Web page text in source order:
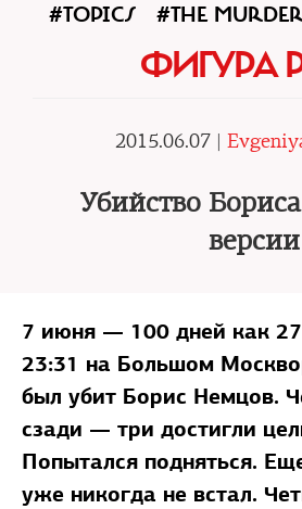
#TOPICS #THE
ФИГУРА
2015.06.07 |
Убийство
версии
7 июня — 100 дней как
23:31 на Большом
был убит Борис Немцов.
сзади — три достигли
Попытался подняться.
уже никогда не встал.